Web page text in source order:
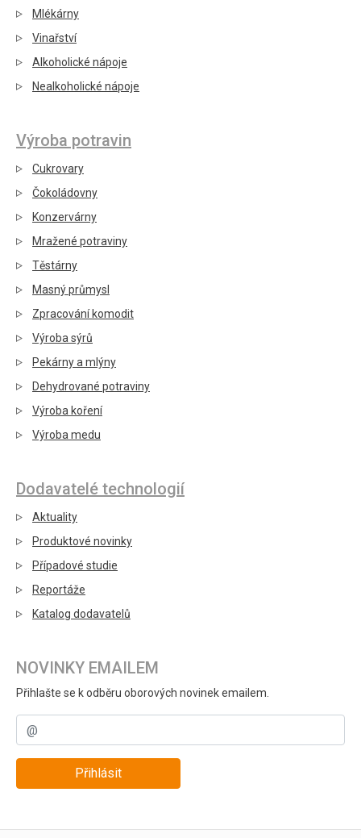
Mlékárny
Vinařství
Alkoholické nápoje
Nealkoholické nápoje
Výroba potravin
Cukrovary
Čokoládovny
Konzervárny
Mražené potraviny
Těstárny
Masný průmysl
Zpracování komodit
Výroba sýrů
Pekárny a mlýny
Dehydrované potraviny
Výroba koření
Výroba medu
Dodavatelé technologií
Aktuality
Produktové novinky
Případové studie
Reportáže
Katalog dodavatelů
NOVINKY EMAILEM
Přihlašte se k odběru oborových novinek emailem.
Přihlásit